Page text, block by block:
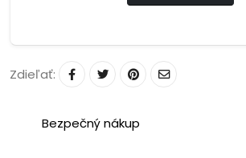
Zdieľať:
Bezpečný nákup